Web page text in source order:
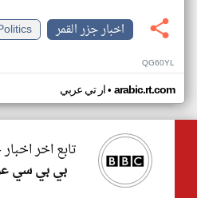
اخبار جزر القمر
QG60YL
ار تي عربي• arabic.rt.com
تابع اخر
بي بي سي